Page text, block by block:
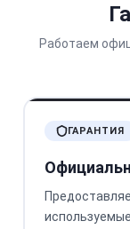
Работаем
ГАРАНТИЯ